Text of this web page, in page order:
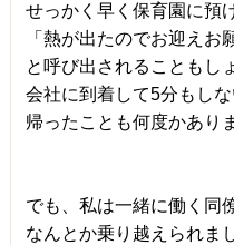
せっかく早く保育園に預
「熱が出たのでお迎えお
と呼び出されることもし
会社に到着して5分もし
帰ったことも何度かあり
でも、私は一緒に働く同
なんとか乗り越えられま